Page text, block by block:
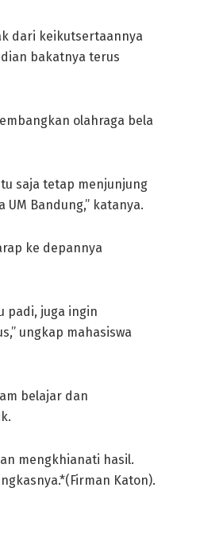
dari keikutsertaannya
bakatnya terus
olahraga bela
saja tetap menjunjung
Bandung,” katanya.
ke depannya
padi, juga ingin
ungkap mahasiswa
belajar dan
mengkhianati hasil.
Katon).